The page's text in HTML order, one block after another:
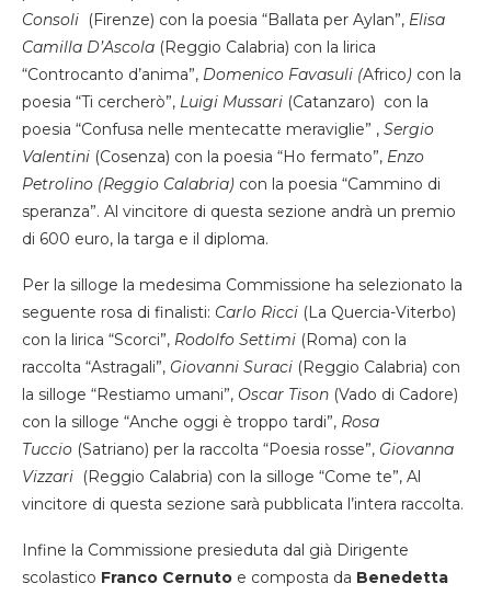
Consoli (Firenze) con la poesia “Ballata per Aylan”, Elisa
Camilla D’Ascola (Reggio Calabria) con la lirica
“Controcanto d’anima”, Domenico Favasuli (Africo) con la
poesia “Ti cercherò”, Luigi Mussari (Catanzaro) con la
poesia “Confusa nelle mentecatte meraviglie” , Sergio
Valentini (Cosenza) con la poesia “Ho fermato”, Enzo
Petrolino (Reggio Calabria) con la poesia “Cammino di
speranza”. Al vincitore di questa sezione andrà un premio
di 600 euro, la targa e il diploma.
Per la silloge la medesima Commissione ha selezionato la
seguente rosa di finalisti: Carlo Ricci (La Quercia-Viterbo)
con la lirica “Scorci”, Rodolfo Settimi (Roma) con la
raccolta “Astragali”, Giovanni Suraci (Reggio Calabria) con
la silloge “Restiamo umani”, Oscar Tison (Vado di Cadore)
con la silloge “Anche oggi è troppo tardi”, Rosa
Tuccio (Satriano) per la raccolta “Poesia rosse”, Giovanna
Vizzari (Reggio Calabria) con la silloge “Come te”, Al
vincitore di questa sezione sarà pubblicata l’intera raccolta.
Infine la Commissione presieduta dal già Dirigente
scolastico Franco Cernuto e composta da Benedetta